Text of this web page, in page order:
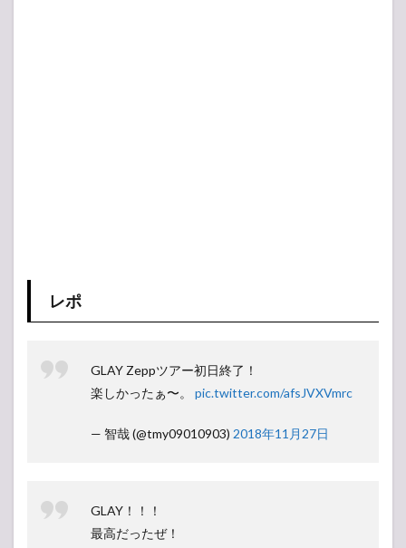
レポ
GLAY Zeppツアー初日終了！
楽しかったぁ〜。 pic.twitter.com/afsJVXVmrc
— 智哉 (@tmy09010903) 2018年11月27日
GLAY！！！
最高だったぜ！